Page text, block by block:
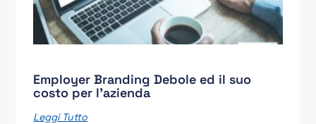
Employer Branding Debole ed il suo
costo per l’azienda
Leggi Tutto